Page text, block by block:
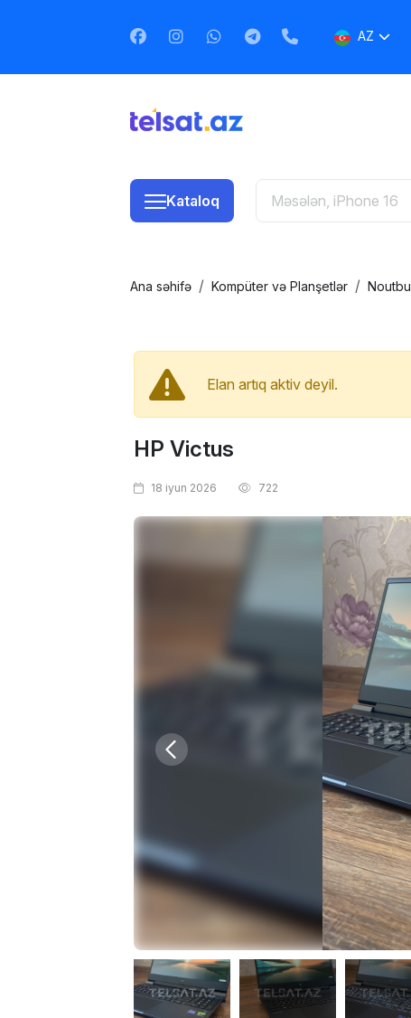
AZ
Kataloq
Ana səhifə Kompüter və Planşetlər
Elan artıq aktiv deyil.
HP Victus
18 iyun 2026 722